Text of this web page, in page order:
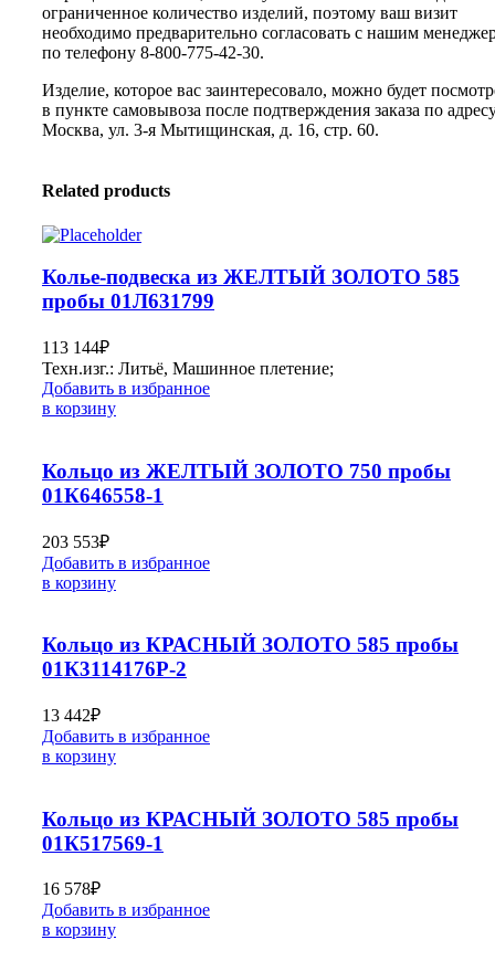
ограниченное количество изделий, поэтому ваш визит
необходимо предварительно согласовать с нашим
по телефону 8-800-775-42-30.
Изделие, которое вас заинтересовало, можно будет
в пункте самовывоза после подтверждения заказа по
Москва, ул. 3-я Мытищинская, д. 16, стр. 60.
Related products
Колье-подвеска из ЖЕЛТЫЙ ЗОЛОТО 585
пробы 01Л631799
113 144₽
Техн.изг.: Литьё, Машинное плетение;
Добавить в избранное
в корзину
Кольцо из ЖЕЛТЫЙ ЗОЛОТО 750 пробы
01К646558-1
203 553₽
Добавить в избранное
в корзину
Кольцо из КРАСНЫЙ ЗОЛОТО 585 пробы
01К3114176Р-2
13 442₽
Добавить в избранное
в корзину
Кольцо из КРАСНЫЙ ЗОЛОТО 585 пробы
01К517569-1
16 578₽
Добавить в избранное
в корзину